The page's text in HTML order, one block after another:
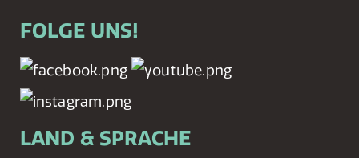
FOLGE UNS!
LAND & SPRACHE